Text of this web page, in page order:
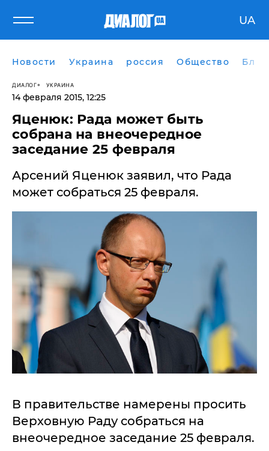
UA
Новости Украина россия Общество
ДИАЛОГ УКРАИНА
14 февраля 2015, 12:25
Яценюк: Рада может быть
собрана на внеочередное
заседание 25 февраля
Арсений Яценюк заявил, что Рада
может собраться 25 февраля.
В правительстве намерены просить
Верховную Раду собраться на
внеочередное заседание 25 февраля.